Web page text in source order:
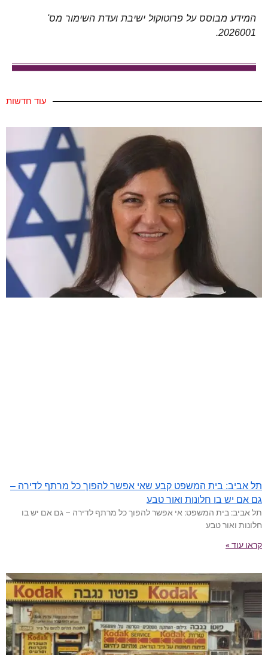
המידע מבוסס על פרוטוקול ישיבת ועדת השימור מס'
2026001.
עוד חדשות
תל אביב: בית המשפט קבע שאי אפשר להפוך כל מרתף לדירה –
גם אם יש בו חלונות ואור טבע
תל אביב: בית המשפט: אי אפשר להפוך כל מרתף לדירה – גם אם יש בו
חלונות ואור טבע
קראו עוד »